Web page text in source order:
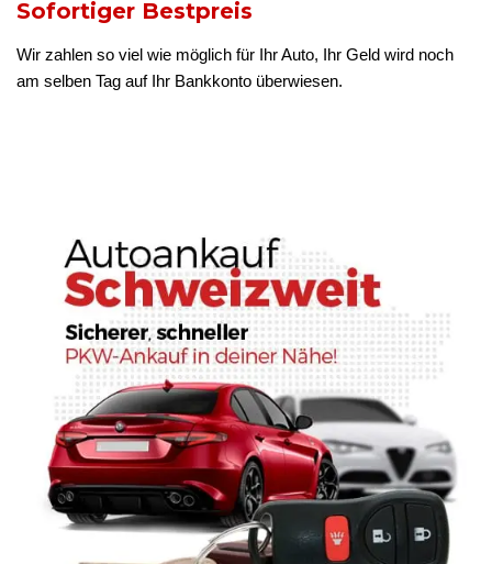
Sofortiger Bestpreis
Wir zahlen so viel wie möglich für Ihr Auto, Ihr Geld wird noch
am selben Tag auf Ihr Bankkonto überwiesen.